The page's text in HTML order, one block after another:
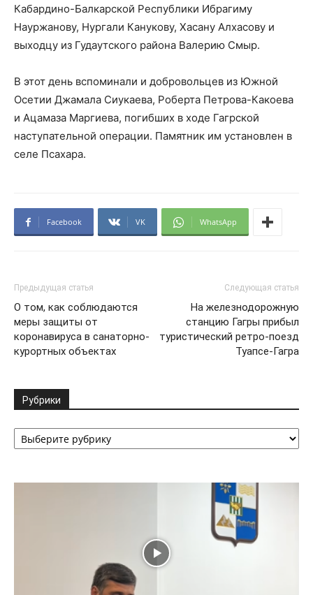
Кабардино-Балкарской Республики Ибрагиму
Науржанову, Нургали Канукову, Хасану Алхасову и
выходцу из Гудаутского района Валерию Смыр.
В этот день вспоминали и добровольцев из Южной
Осетии Джамала Сиукаева, Роберта Петрова-Какоева
и Ацамаза Маргиева, погибших в ходе Гагрской
наступательной операции. Памятник им установлен в
селе Псахара.
Facebook VK WhatsApp
Предыдущая статья
О том, как соблюдаются
меры защиты от
коронавируса в санаторно-
курортных объектах
Следующая статья
На железнодорожную
станцию Гагры прибыл
туристический ретро-поезд
Туапсе-Гагра
Рубрики
Рубрики